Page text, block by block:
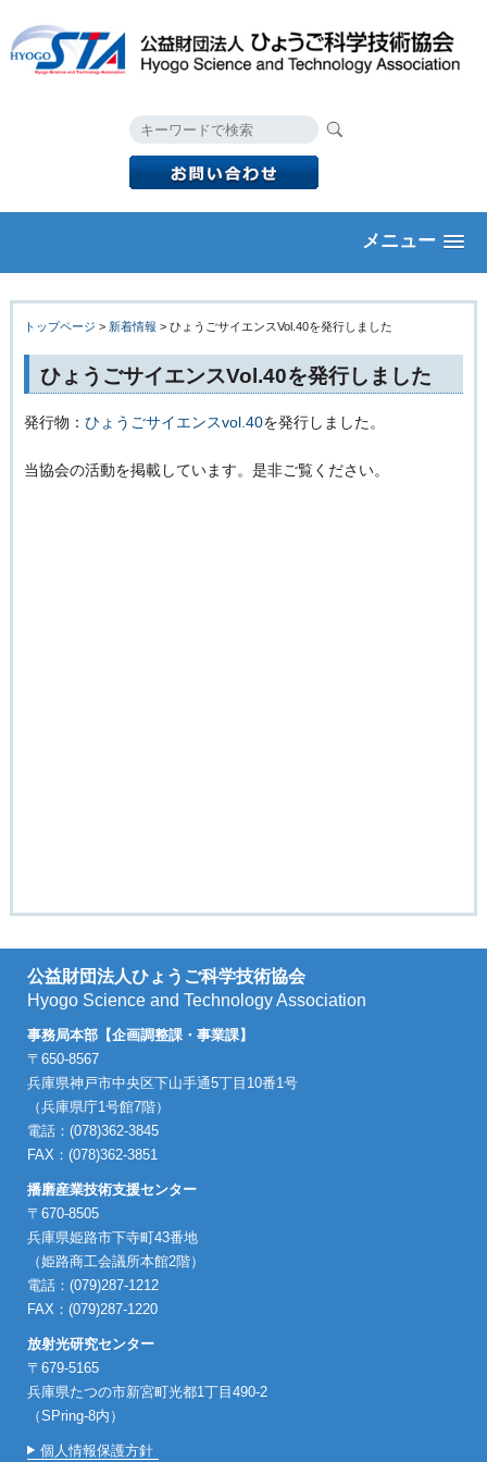
メニュー
トップページ > 新着情報 > ひょうごサイエンスVol.40を発行しました
ひょうごサイエンスVol.40を発行しました
発行物： ひょうごサイエンスvol.40を発行しました。
当協会の活動を掲載しています。是非ご覧ください。
公益財団法人ひょうご科学技術協会
Hyogo Science and Technology Association
事務局本部【企画調整課・事業課】
〒650-8567
兵庫県神戸市中央区下山手通5丁目10番1号
（兵庫県庁1号館7階）
電話：(078)362-3845
FAX：(078)362-3851
播磨産業技術支援センター
〒670-8505
兵庫県姫路市下寺町43番地
（姫路商工会議所本館2階）
電話：(079)287-1212
FAX：(079)287-1220
放射光研究センター
〒679-5165
兵庫県たつの市新宮町光都1丁目490-2
（SPring-8内）
個人情報保護方針